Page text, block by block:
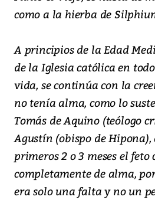
como a la hierba de
A principios de la Edad
de la Iglesia católica en
vida, se continúa con la
no tenía alma, como lo
Tomás de Aquino (teólogo
Agustín (obispo de Hipona),
primeros 2 o 3 meses el feto
completamente de alma,
era solo una falta y no un